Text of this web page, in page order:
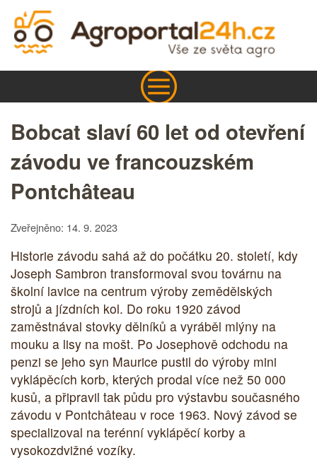
Bobcat slaví 60 let od otevření
závodu ve francouzském
Pontchâteau
Zveřejněno: 14. 9. 2023
Historie závodu sahá až do počátku 20. století, kdy
Joseph Sambron transformoval svou továrnu na
školní lavice na centrum výroby zemědělských
strojů a jízdních kol. Do roku 1920 závod
zaměstnával stovky dělníků a vyráběl mlýny na
mouku a lisy na mošt. Po Josephově odchodu na
penzi se jeho syn Maurice pustil do výroby mini
vyklápěcích korb, kterých prodal více než 50 000
kusů, a připravil tak půdu pro výstavbu současného
závodu v Pontchâteau v roce 1963. Nový závod se
specializoval na terénní vyklápěcí korby a
vysokozdvižné vozíky.